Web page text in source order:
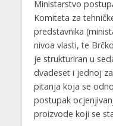
Ministarstvo
Komiteta za
predstavnika
nivoa vlasti, te
je strukturiran u
dvadeset i jednoj
pitanja koja se
postupak
proizvode koji se